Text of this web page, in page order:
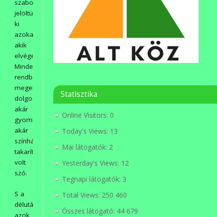
szabottan
jelöltük
ki
azokat,
akik
elvégezték.
Mindenhol
rendben,
megelégedésre
dolgoztunk,
akár
gyomlálásról,
akár
színházterem
takarításról
volt
szó.
S a
délutánok:
azok
Statisztika
Online Visitors: 0
Today's Views: 13
Mai látogatók: 2
Yesterday's Views: 12
Tegnapi látogatók: 3
Total Views: 250 460
Összes látogató: 44 679